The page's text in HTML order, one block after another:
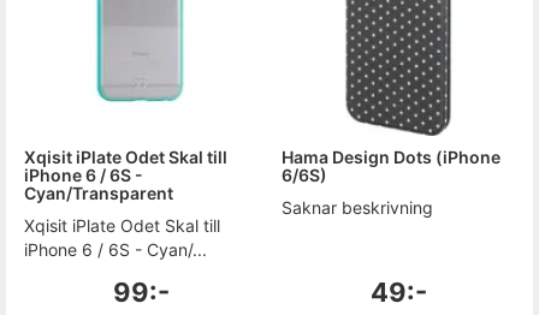
Xqisit iPlate Odet Skal till
iPhone 6 / 6S -
Cyan/Transparent
Xqisit iPlate Odet Skal till
iPhone 6 / 6S - Cyan/...
99:-
Hama Design Dots (iPhone
6/6S)
Saknar beskrivning
49:-